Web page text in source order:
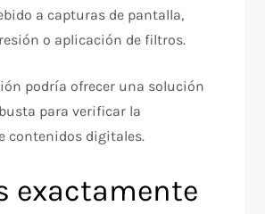
a capturas de pantalla,
o aplicación de filtros.
podría ofrecer una solución
para verificar la
contenidos digitales.
exactamente